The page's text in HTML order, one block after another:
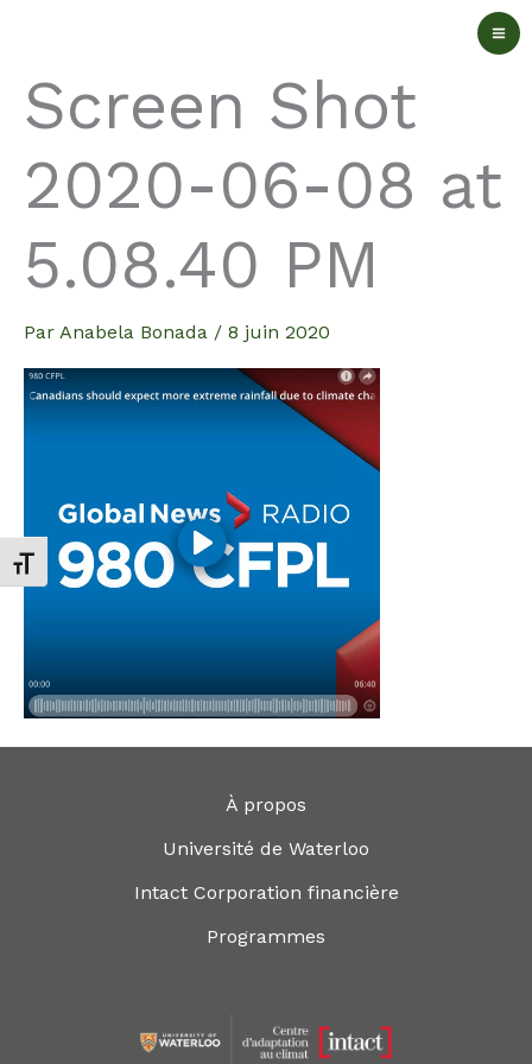
Changer la taille de la police
contenu
Screen Shot
2020-06-08 at
5.08.40 PM
Par Anabela Bonada / 8 juin 2020
À propos
Université de Waterloo
Intact Corporation financière
Programmes